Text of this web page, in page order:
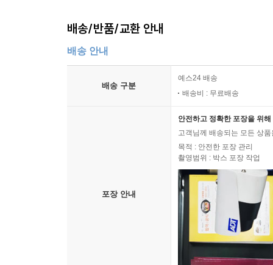
배송/반품/교환 안내
배송 안내
배송 구분
예스24 배송
배송비 : 무료배송
포장 안내
안전하고 정확한 포장을 위
고객님께 배송되는 모든 상
목적 : 안전한 포장 관리
촬영범위 : 박스 포장 작업